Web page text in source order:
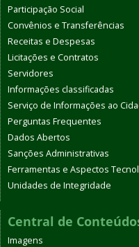
Participação Social
Convênios e Transferências
Receitas e Despesas
Licitações e Contratos
Servidores
Informações classificadas
Serviço de Informações ao
Perguntas Frequentes
Dados Abertos
Sanções Administrativas
Ferramentas e Aspectos
Unidades de Integridade
Central de
Imagens